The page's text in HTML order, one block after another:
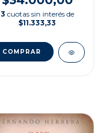
3 cuotas sin interés de
$11.333,33